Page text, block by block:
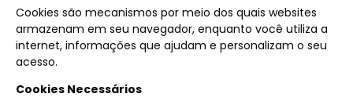
Cookies são mecanismos por meio dos quais websites
armazenam em seu navegador, enquanto você utiliza a
internet, informações que ajudam e personalizam o seu
acesso.
Cookies Necessários